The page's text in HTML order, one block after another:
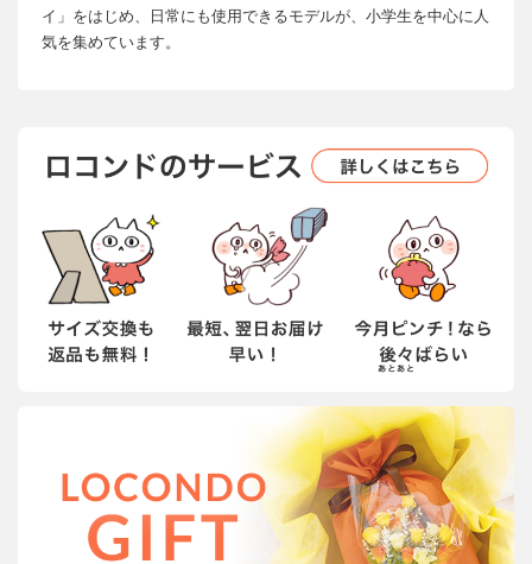
イ」をはじめ、日常にも使用できるモデルが、小学生を中心に人
気を集めています。